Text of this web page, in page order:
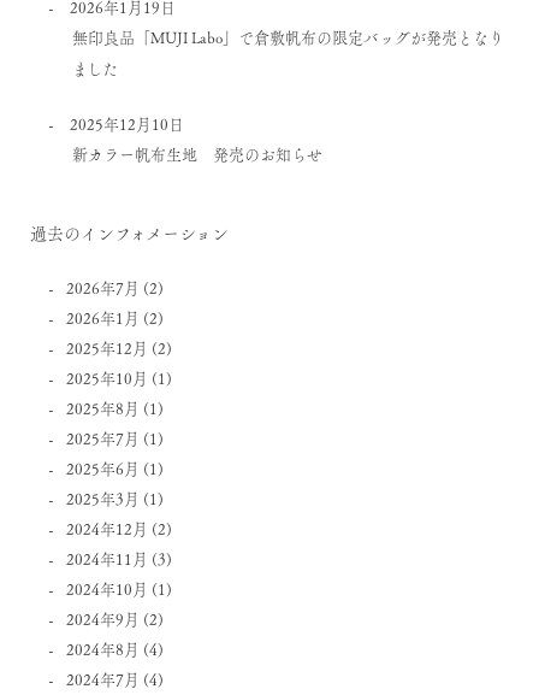
2026年1月19日
無印良品「MUJI Labo」で倉敷帆布の限定バッグが発売となり
ました
2025年12月10日
新カラー帆布生地 発売のお知らせ
過去のインフォメーション
2026年7月 (2)
2026年1月 (2)
2025年12月 (2)
2025年10月 (1)
2025年8月 (1)
2025年7月 (1)
2025年6月 (1)
2025年3月 (1)
2024年12月 (2)
2024年11月 (3)
2024年10月 (1)
2024年9月 (2)
2024年8月 (4)
2024年7月 (4)